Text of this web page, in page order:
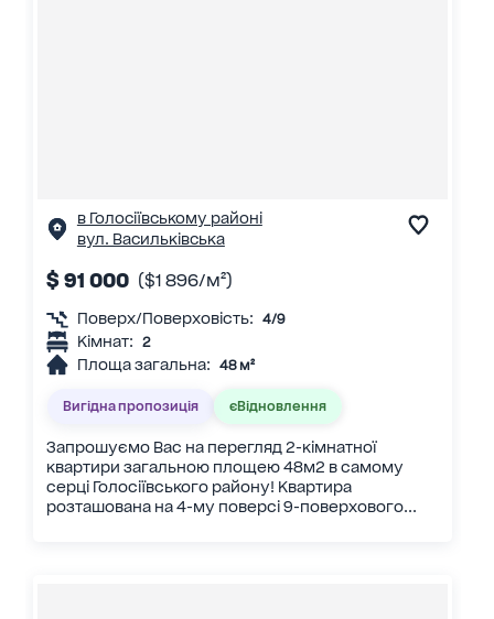
в Голосіївському районі
вул. Васильківська
$ 91 000 ($1 896/м²)
Поверх/Поверховість: 4/9
Кімнат: 2
Площа загальна: 48 м²
Вигідна пропозиція єВідновлення
Запрошуємо Вас на перегляд 2-кімнатної
квартири загальною площею 48м2 в самому
серці Голосіївського району! Квартира
розташована на 4-му поверсі 9-поверхового...